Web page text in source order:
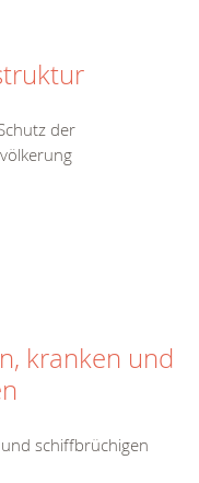
der
kranken und
schiffbrüchigen